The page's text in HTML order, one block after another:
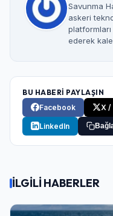
Savunma
askeri
ederek
BU HABERİ PAYLAŞIN
Facebook
X /
LinkedIn
İLGİLİ HABERLER